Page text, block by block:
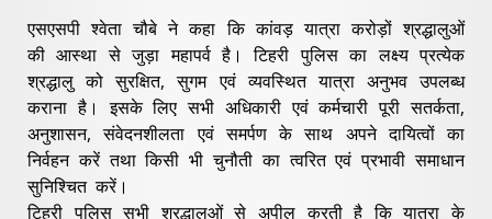
एसएसपी श्वेता चौबे ने कहा कि कांवड़ यात्रा करोड़ों श्रद्धालुओं
की आस्था से जुड़ा महापर्व है। टिहरी पुलिस का लक्ष्य प्रत्येक
श्रद्धालु को सुरक्षित, सुगम एवं व्यवस्थित यात्रा अनुभव उपलब्ध
कराना है। इसके लिए सभी अधिकारी एवं कर्मचारी पूरी सतर्कता,
अनुशासन, संवेदनशीलता एवं समर्पण के साथ अपने दायित्वों का
निर्वहन करें तथा किसी भी चुनौती का त्वरित एवं प्रभावी समाधान
सुनिश्चित करें।
टिहरी पुलिस सभी श्रद्धालुओं से अपील करती है कि यात्रा के